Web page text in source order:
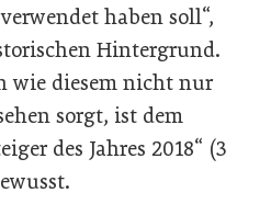
haben soll“,
Hintergrund.
wie diesem nicht nur
sorgt, ist dem
des Jahres 2018“ (3